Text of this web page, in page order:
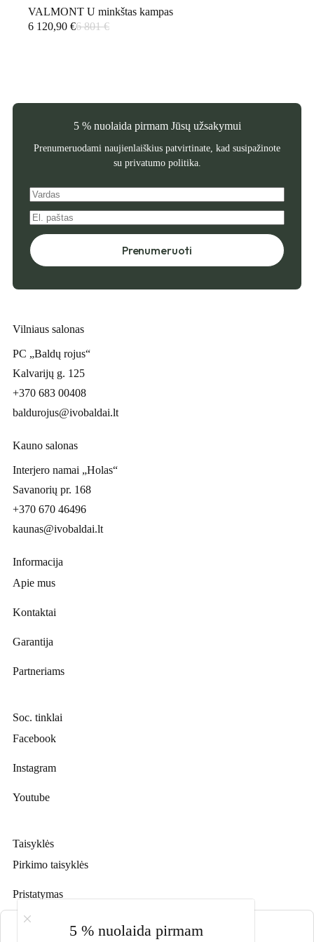
Slapukų nustatymai
5 % nuolaida pirmam
VALMONT U minkštas kampas
6 801€
Original
6 120,90 €
Current
5 % nuolaida pirmam Jūsų užsakymui
Prenumeruodami naujienlaiškius patvirtinate, kad susipažinote
su privatumo politika.
Prenumeruoti
Vilniaus salonas
PC „Baldų rojus“
Kalvarijų g. 125
+370 683 00408
baldurojus@ivobaldai.lt
Kauno salonas
Interjero namai „Holas“
Savanorių pr. 168
+370 670 46496
kaunas@ivobaldai.lt
Informacija
Apie mus
Kontaktai
Garantija
Partneriams
Soc. tinklai
Facebook
Instagram
Youtube
Taisyklės
Pirkimo taisyklės
Pristatymas
Prekių grąžinimas